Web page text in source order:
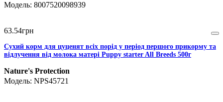
8007520098939
63.54грн
Сухий корм для цуценят всіх порід у період першого прикорму та
відлучення від молока матері Puppy starter All Breeds 500г
Nature's Protection
NPS45721